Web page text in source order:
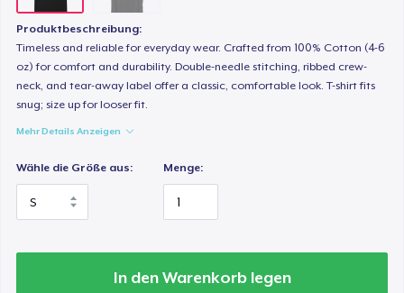
Produktbeschreibung:
Timeless and reliable for everyday wear. Crafted from 100% Cotton (4-6
oz) for comfort and durability. Double-needle stitching, ribbed crew-
neck, and tear-away label offer a classic, comfortable look. T-shirt fits
snug; size up for looser fit.
Mehr Details Anzeigen
Wähle die Größe aus: Menge:
In den Warenkorb legen